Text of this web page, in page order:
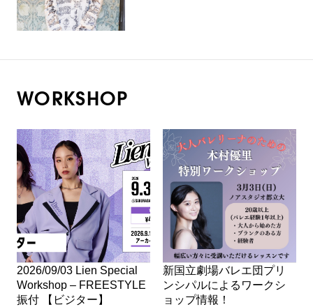
WORKSHOP
2026/09/03 Lien Special
Workshop – FREESTYLE
振付 【ビジター】
新国立劇場バレエ団プリ
ンシパルによるワークシ
ョップ情報！